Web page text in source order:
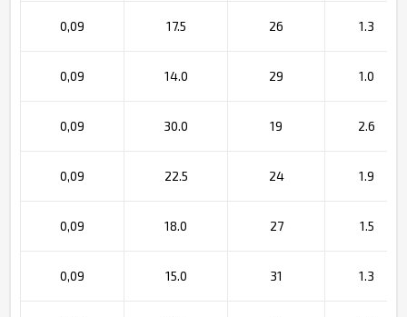
0,09 17.5 26 1.3
0,09 14.0 29 1.0
0,09 30.0 19 2.6
0,09 22.5 24 1.9
0,09 18.0 27 1.5
0,09 15.0 31 1.3